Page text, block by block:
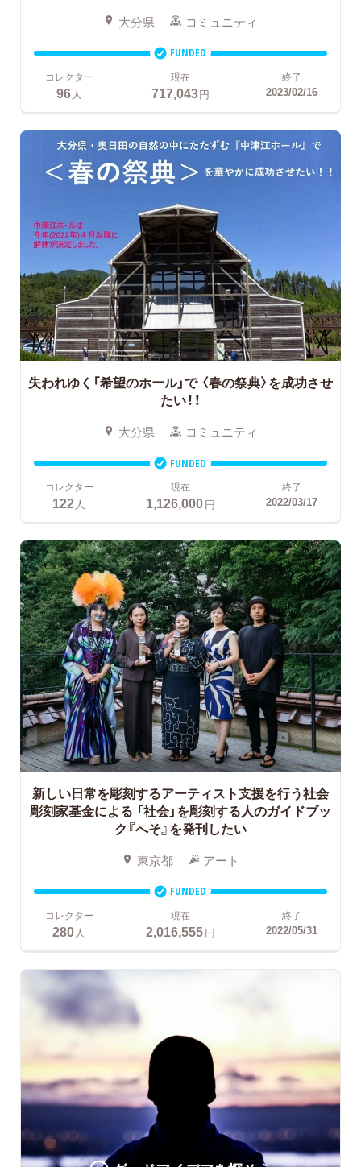
大分県 コミュニティ
FUNDED
コレクター
96 人
現在
717,043円
終了
2023/02/16
失われゆく「希望のホール」で〈春の祭典〉を成功させ
たい！！
大分県 コミュニティ
FUNDED
コレクター
122人
現在
1,126,000円
終了
2022/03/17
新しい日常を彫刻するアーティスト支援を行う社会
彫刻家基金による 「社会」を彫刻する人のガイドブッ
ク『へそ』を発刊したい
東京都 アート
FUNDED
コレクター
280 人
現在
2,016,555円
終了
2022/05/31